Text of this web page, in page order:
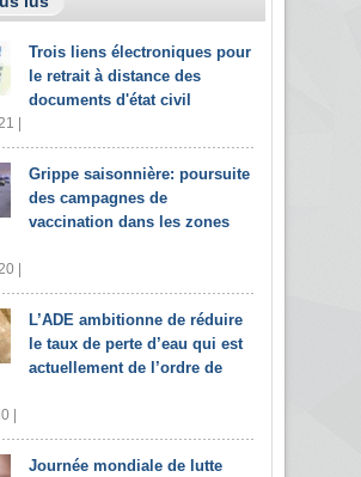
Trois liens électroniques pour
le retrait à distance des
documents d'état civil
|
Grippe saisonnière: poursuite
des campagnes de
vaccination dans les zones
|
L’ADE ambitionne de réduire
le taux de perte d’eau qui est
actuellement de l’ordre de
|
Journée mondiale de lutte